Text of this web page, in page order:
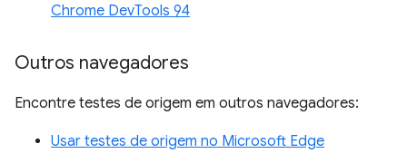
Chrome DevTools 94
Outros navegadores
Encontre testes de origem em outros navegadores:
Usar testes de origem no Microsoft Edge